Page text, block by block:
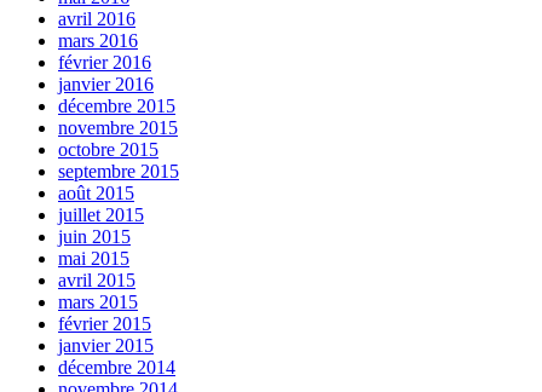
avril 2016
mars 2016
février 2016
janvier 2016
décembre 2015
novembre 2015
octobre 2015
septembre 2015
août 2015
juillet 2015
juin 2015
mai 2015
avril 2015
mars 2015
février 2015
janvier 2015
décembre 2014